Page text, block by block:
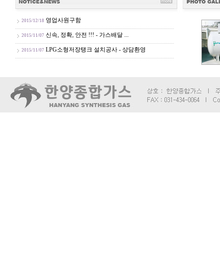
2015/12/18 영업사원구함
2015/11/07 신속, 정확, 안전 !!! - 가스배달 ...
2015/11/07 LPG소형저장탱크 설치공사 - 상담환영